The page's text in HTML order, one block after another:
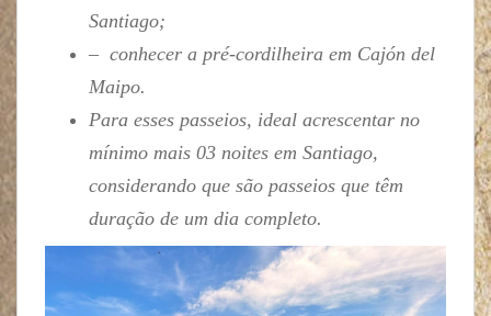
Santiago;
– conhecer a pré-cordilheira em Cajón del
Maipo.
Para esses passeios, ideal acrescentar no
mínimo mais 03 noites em Santiago,
considerando que são passeios que têm
duração de um dia completo.